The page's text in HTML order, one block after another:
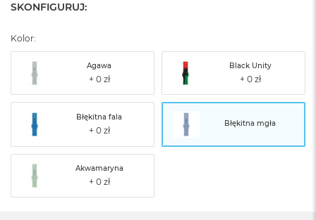
SKONFIGURUJ:
Kolor:
Agawa Black Unity
Błękitna fala
Błękitna mgła
Akwamaryna